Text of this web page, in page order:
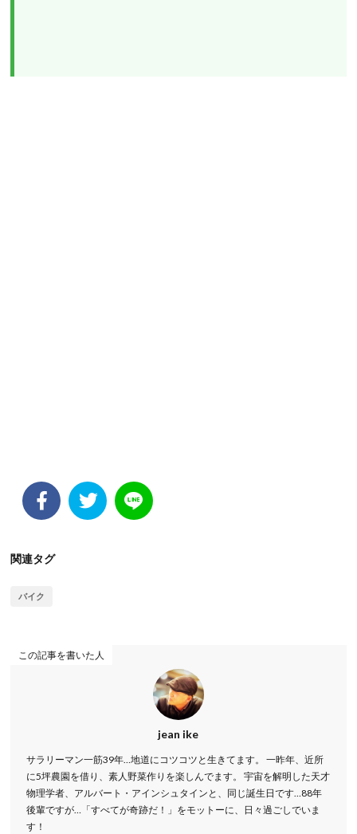
関連タグ
バイク
この記事を書いた人
jean ike
サラリーマン一筋39年…地道にコツコツと生きてます。 一昨年、近所
に5坪農園を借り、素人野菜作りを楽しんでます。 宇宙を解明した天才
物理学者、アルバート・アインシュタインと、同じ誕生日です…88年
後輩ですが…「すべてが奇跡だ！」をモットーに、日々過ごしでいま
す！